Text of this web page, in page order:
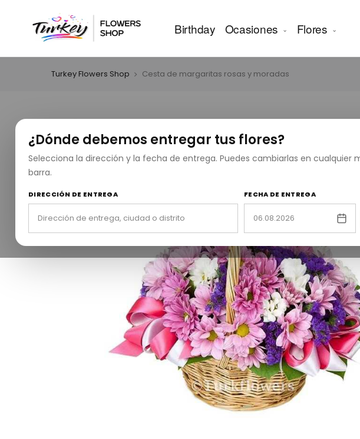
Birthday Ocasiones Flores
¿Dónde debemos entregar tus flores?
Selecciona la dirección y la fecha de entrega. Puedes cambiarlas en cualquier
barra.
DIRECCIÓN DE ENTREGA FECHA DE ENTREGA
Turkey Flowers Shop Cesta de margaritas rosas y moradas